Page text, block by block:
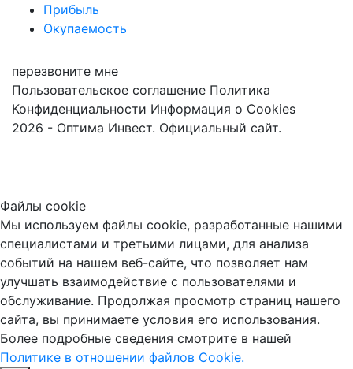
Прибыль
Окупаемость
перезвоните мне
Пользовательское соглашение Политика
Конфиденциальности Информация о Cookies
2026 - Оптима Инвест. Официальный сайт.
Файлы cookie
Мы используем файлы cookie, разработанные нашими
специалистами и третьими лицами, для анализа
событий на нашем веб-сайте, что позволяет нам
улучшать взаимодействие с пользователями и
обслуживание. Продолжая просмотр страниц нашего
сайта, вы принимаете условия его использования.
Более подробные сведения смотрите в нашей
Политике в отношении файлов Cookie.